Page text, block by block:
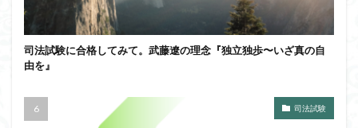
司法試験に合格してみて。武藤遼の理念『独立独歩〜いざ真の自
由を』
司法試験